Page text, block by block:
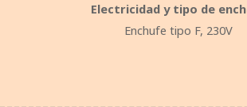
Electricidad y tipo de
Enchufe tipo F, 230V